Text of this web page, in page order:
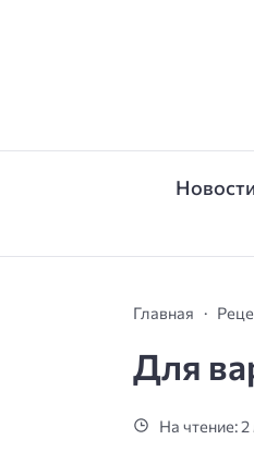
Главная
Для
На чтение: